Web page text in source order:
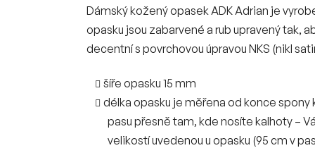
Dámský kožený opasek ADK Adrian je
opasku jsou zabarvené a rub upravený tak,
decentní s povrchovou úpravou NKS (nikl
šíře opasku 15 mm
délka opasku je měřena od konce
pasu přesně tam, kde nosíte kalhoty –
velikostí uvedenou u opasku (95 cm v